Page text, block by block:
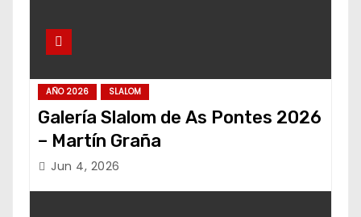
AÑO 2026 SLALOM
Galería Slalom de As Pontes 2026
– Martín Graña
Jun 4, 2026